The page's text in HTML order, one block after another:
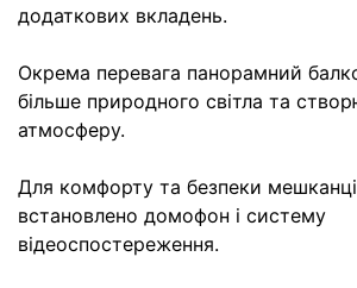
додаткових вкладень.
Окрема перевага панорамний
більше природного світла та
атмосферу.
Для комфорту та безпеки мешканців
встановлено домофон і систему
відеоспостереження.